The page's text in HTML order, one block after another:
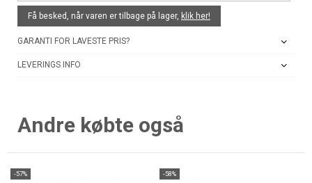
Få besked, når varen er tilbage på lager, klik her!
GARANTI FOR LAVESTE PRIS?
LEVERINGS INFO
Andre købte også
-57% -58%